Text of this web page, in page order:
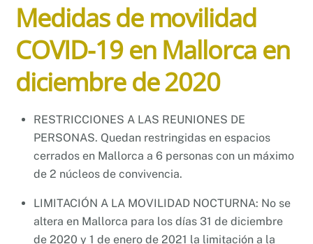
Medidas de movilidad
COVID-19 en Mallorca en
diciembre de 2020
RESTRICCIONES A LAS REUNIONES DE
PERSONAS. Quedan restringidas en espacios
cerrados en Mallorca a 6 personas con un máximo
de 2 núcleos de convivencia.
LIMITACIÓN A LA MOVILIDAD NOCTURNA: No se
altera en Mallorca para los días 31 de diciembre
de 2020 y 1 de enero de 2021 la limitación a la